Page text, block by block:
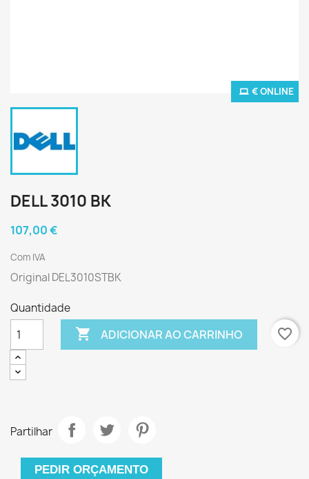
€ ONLINE
DELL 3010 BK
107,00 €
Com IVA
Original DEL3010STBK
Quantidade
 ADICIONAR AO CARRINHO favorite_border
Partilhar
PEDIR ORÇAMENTO